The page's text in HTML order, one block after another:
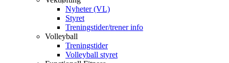
Nyheter (VL)
Styret
Treningstider/trener info
Volleyball
Treningstider
Volleyball styret